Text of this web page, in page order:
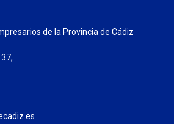
de la Provincia de Cádiz